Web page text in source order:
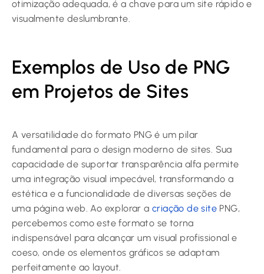
otimização adequada, é a chave para um site rápido e
visualmente deslumbrante.
Exemplos de Uso de PNG
em Projetos de Sites
A versatilidade do formato PNG é um pilar
fundamental para o design moderno de sites. Sua
capacidade de suportar transparência alfa permite
uma integração visual impecável, transformando a
estética e a funcionalidade de diversas seções de
uma página web. Ao explorar a criação de site PNG,
percebemos como este formato se torna
indispensável para alcançar um visual profissional e
coeso, onde os elementos gráficos se adaptam
perfeitamente ao layout.